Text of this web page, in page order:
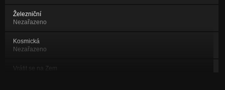
Železniční
Nezařazeno
Kosmická
Nezařazeno
Vrátit se na Zem